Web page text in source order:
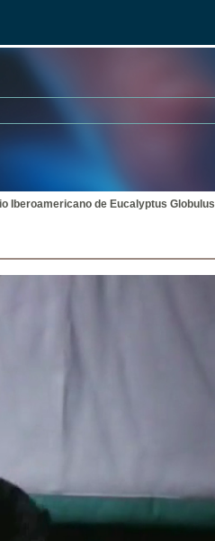
Iberoamericano de Eucalyptus Globulus